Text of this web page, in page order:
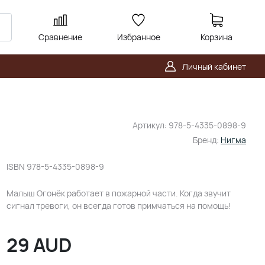
Сравнение Избранное Корзина
Личный кабинет
Артикул: 978-5-4335-0898-9
Бренд: Нигма
ISBN 978-5-4335-0898-9
Малыш Огонёк работает в пожарной части. Когда звучит
сигнал тревоги, он всегда готов примчаться на помощь!
29AUD